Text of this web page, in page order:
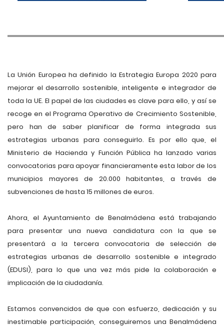
La Unión Europea ha definido la Estrategia Europa 2020 para
mejorar el desarrollo sostenible, inteligente e integrador de
toda la UE. El papel de las ciudades es clave para ello, y así se
recoge en el Programa Operativo de Crecimiento Sostenible,
pero han de saber planificar de forma integrada sus
estrategias urbanas para conseguirlo. Es por ello que, el
Ministerio de Hacienda y Función Pública ha lanzado varias
convocatorias para apoyar financieramente esta labor de los
municipios mayores de 20.000 habitantes, a través de
subvenciones de hasta 15 millones de euros.
Ahora, el Ayuntamiento de Benalmádena está trabajando
para presentar una nueva candidatura con la que se
presentará a la tercera convocatoria de selección de
estrategias urbanas de desarrollo sostenible e integrado
(EDUSI), para lo que una vez más pide la colaboración e
implicación de la ciudadanía.
Estamos convencidos de que con esfuerzo, dedicación y su
inestimable participación, conseguiremos una Benalmádena